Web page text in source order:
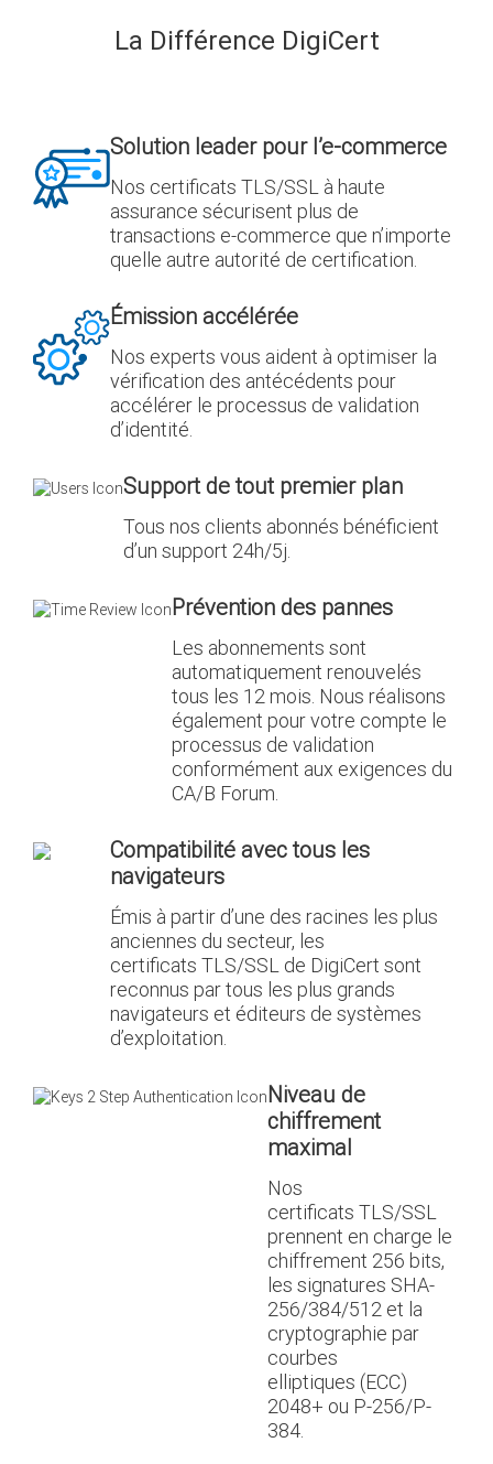
La Différence DigiCert
Solution leader pour l’e-commerce
Nos certificats TLS/SSL à haute
assurance sécurisent plus de
transactions e-commerce que n’importe
quelle autre autorité de certification.
Émission accélérée
Nos experts vous aident à optimiser la
vérification des antécédents pour
accélérer le processus de validation
d’identité.
Support de tout premier plan
Tous nos clients abonnés bénéficient
d’un support 24h/5j.
Prévention des pannes
Les abonnements sont
automatiquement renouvelés
tous les 12 mois. Nous réalisons
également pour votre compte le
processus de validation
conformément aux exigences du
CA/B Forum.
Compatibilité avec tous les
navigateurs
Émis à partir d’une des racines les plus
anciennes du secteur, les
certificats TLS/SSL de DigiCert sont
reconnus par tous les plus grands
navigateurs et éditeurs de systèmes
d’exploitation.
Niveau de
chiffrement
maximal
Nos
certificats TLS/SSL
prennent en charge le
chiffrement 256 bits,
les signatures SHA-
256/384/512 et la
cryptographie par
courbes
elliptiques (ECC)
2048+ ou P-256/P-
384.